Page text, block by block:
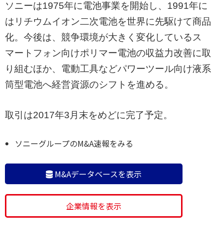
ソニーは1975年に電池事業を開始し、1991年に
はリチウムイオン二次電池を世界に先駆けて商品
化。今後は、競争環境が大きく変化しているス
マートフォン向けポリマー電池の収益力改善に取
り組むほか、電動工具などパワーツール向け液系
筒型電池へ経営資源のシフトを進める。
取引は2017年3月末をめどに完了予定。
ソニーグループのM&A速報をみる
M&Aデータベースを表示
企業情報を表示